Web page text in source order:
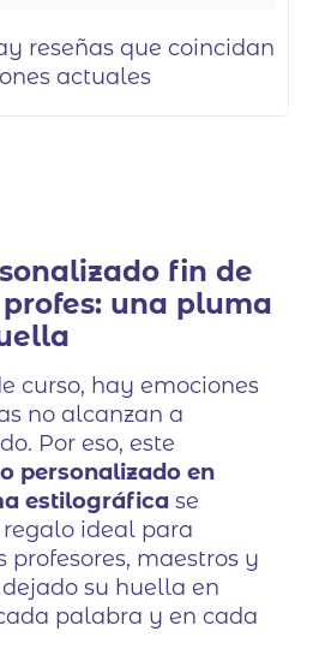
reseñas que coincidan
actuales
fin de
una pluma
curso, hay emociones
no alcanzan a
Por eso, este
personalizado en
estilográfica se
ideal para
profesores, maestros y
su huella en
palabra y en cada